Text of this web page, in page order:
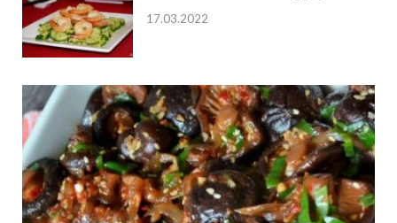
17.03.2022